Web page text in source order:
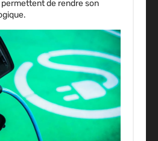
de rendre son